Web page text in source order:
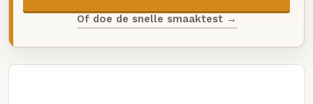
Of doe de snelle smaaktest →